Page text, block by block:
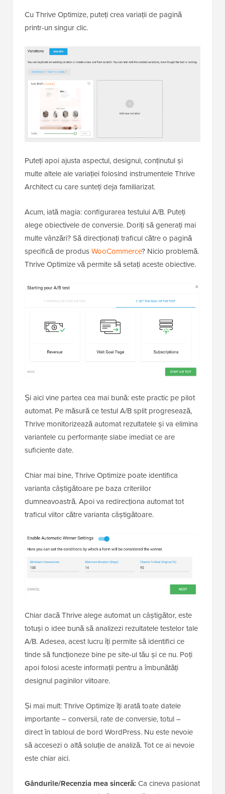
Cu Thrive Optimize, puteți crea variații de pagină
printr-un singur clic.
Puteți apoi ajusta aspectul, designul, conținutul și
multe altele ale variației folosind instrumentele Thrive
Architect cu care sunteți deja familiarizat.
Acum, iată magia: configurarea testului A/B. Puteți
alege obiectivele de conversie. Doriți să generați mai
multe vânzări? Să direcționați traficul către o pagină
specifică de produsWooCommerce? Nicio problemă.
Thrive Optimize vă permite să setați aceste obiective.
Și aici vine partea cea mai bună: este practic pe pilot
automat. Pe măsură ce testul A/B split progresează,
Thrive monitorizează automat rezultatele și va elimina
variantele cu performanțe slabe imediat ce are
suficiente date.
Chiar mai bine, Thrive Optimize poate identifica
varianta câștigătoare pe baza criteriilor
dumneavoastră. Apoi va redirecționa automat tot
traficul viitor către varianta câștigătoare.
Chiar dacă Thrive alege automat un câștigător, este
totuși o idee bună să analizezi rezultatele testelor tale
A/B. Adesea, acest lucru îți permite să identifici ce
tinde să funcționeze bine pe site-ul tău și ce nu. Poți
apoi folosi aceste informații pentru a îmbunătăți
designul paginilor viitoare.
Și mai mult: Thrive Optimize îți arată toate datele
importante – conversii, rate de conversie, totul –
direct în tabloul de bord WordPress. Nu este nevoie
să accesezi o altă soluție de analiză. Tot ce ai nevoie
este chiar aici.
Gândurile/Recenzia mea sinceră: Ca cineva pasionat